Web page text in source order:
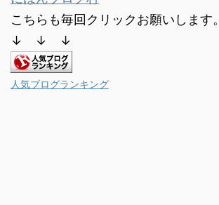
こちらも毎回クリックお願いします。
↓ ↓ ↓
人気ブログランキング